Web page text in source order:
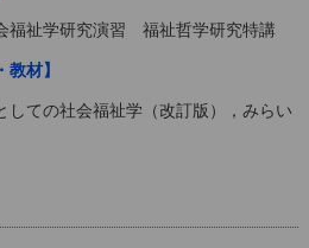
福祉学研究演習 福祉哲学研究特講
材】
しての社会福祉学（改訂版），みらい